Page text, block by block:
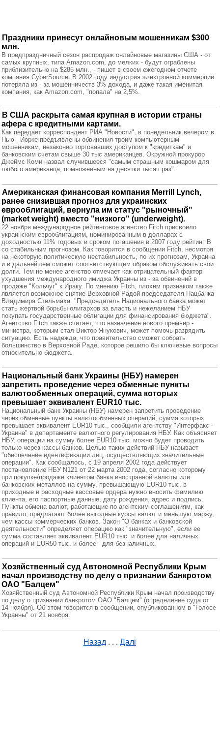
Праздники принесут онлайновым мошенникам $300
млн.
В предпраздничный сезон распродаж онлайновые магазины США - от
самых крупных, типа Amazon.com, до мелких - будут ограблены
приблизительно на $285 млн., - пишет в своем ежегодном отчете
компания CyberSource. В 2002 году индустрия электронной коммерции
потеряла из - за мошенничеств 3% дохода, и даже такая именитая
компания, как Amazon.com, "попала" на 2,5%.
В США раскрыта самая крупная в истории страны
афера с кредитными картами.
Как передает корреспондент РИА "Новости", в понедельник вечером в
Нью - Йорке предъявлены обвинения троим компьютерным
мошенникам, незаконно торговавших доступом к "кредиткам" и
банковским счетам свыше 30 тыс американцев. Окружной прокурор
Джеймс Коми назвал случившееся "самым страшным кошмаром для
любого американца, помноженным на десятки тысяч раз".
Американская финансовая компания Merrill Lynch,
ранее снизившая прогноз для украинских
еврооблигаций, вернула им статус "рыночный"
(market weight) вместо "низкого" (underweight).
22 ноября международное рейтинговое агенство Fitch присвоило
украинским еврооблигациям, номинированным в долларах с
доходностью 11% годовых и сроком погашения в 2007 году рейтинг В
со стабильным прогнозом. Как говорится в сообщении Fitch, несмотря
на некоторую политическую нестабильность, по их прогнозам, Украина
и в дальнейшем сможет соответствующим образом обслуживать свои
долги. Тем не менее агенство отмечает как отрицательный фактор
ухудшения международного имиджа Украины из - за обвинений в
продаже "Кольчуг" к Ираку. По мнению Fitch, плохим признаком также
является возможное снятие Верховной Радой председателя Нацбанка
Владимира Стельмаха. "Председатель Национального банка может
стать жертвой борьбы олигархов за власть и нежеланием НБУ
покупать государственные облигации для финансирования бюджета".
Агентство Fitch также считает, что назначение нового премьер -
министра, которым стал Виктор Янукович, может помочь разрядить
ситуацию. Есть надежда, что правительство сможет собрать
большинство в Верховной Раде, которое решило бы ключевые вопросы
относительно бюджета.
Национальный банк Украины (НБУ) намерен
запретить проведение через обменные пункты
валютообменных операций, сумма которых
превышает эквивалент EUR10 тыс.
Национальный банк Украины (НБУ) намерен запретить проведение
через обменные пункты валютообменных операций, сумма которых
превышает эквивалент EUR10 тыс., сообщили агентству "Интерфакс -
Украина" в департаменте валютного регулирования НБУ. Как объясняет
НБУ, операции на сумму более EUR10 тыс. можно будет проводить
только через кассы банков. Целью таких действий НБУ называет
"обеспечение идентификации лиц, осуществляющих значительные
операции". Как сообщалось, с 19 апреля 2002 года действует
постановление НБУ N121 от 22 марта 2002 года, согласно которому
при покупке/продаже клиентом банка иностранной валюты или
банковских металлов на сумму, превышающую EUR10 тыс. в
приходные и расходные кассовые ордера нужно вносить фамилию
клиента, его паспортные данные, дату рождения, адрес и подпись.
Пункты обмена валют, работающие по агентским соглашениям, как
правило, предлагают более выгодные курсы валют и меньшую маржу,
чем кассы коммерческих банков. Закон "О банках и банковской
деятельности" определяет операцию как "значительную", если ее
сумма составляет эквивалент EUR10 тыс. и более для наличных
операций и EUR50 тыс. и более - для безналичных.
Хозяйственный суд Автономной Республики Крым
начал производству по делу о признании банкротом
ОАО "Балцем"
Хозяйственный суд Автономной Республики Крым начал производству
по делу о признании банкротом ОАО "Балцем" (определение суда от
14 ноября). Об этом говорится в сообщении, опубликованном в "Голосе
Украины" от 21 ноября.
Назад . . . Далі